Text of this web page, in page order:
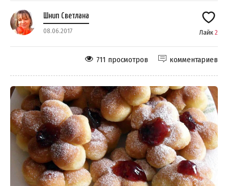
Шнип Светлана
08.06.2017 Лайк 2
комментариев
711 просмотров